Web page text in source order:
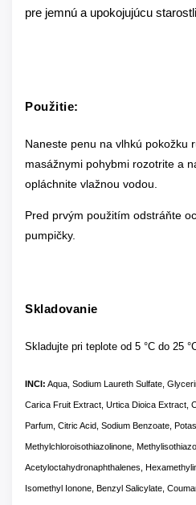
pre jemnú a upokojujúcu
Použitie:
Naneste penu na vlhkú pokožku
masážnymi pohybmi rozotrite a
opláchnite vlažnou vodou.
Pred prvým použitím odstráňte
pumpičky.
Skladovanie
Skladujte pri teplote od 5 °C do 25
INCI: Aqua, Sodium Laureth Sulfate,
Carica Fruit Extract, Urtica Dioica Extract,
Parfum, Citric Acid, Sodium Benzoate,
Methylchloroisothiazolinone,
Acetyloctahydronaphthalenes,
Isomethyl Ionone, Benzyl Salicylate,